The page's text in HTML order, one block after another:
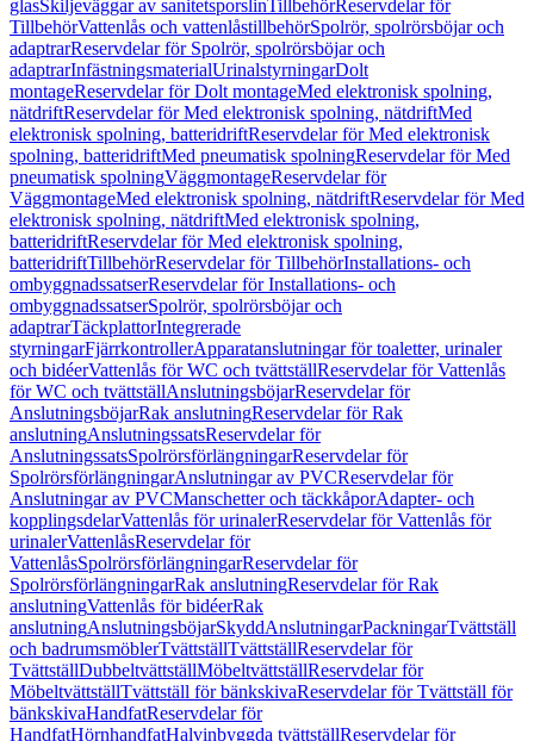
glasSkiljeväggar av sanitetsporslinTillbehörReservdelar för
TillbehörVattenlås och vattenlåstillbehörSpolrör, spolrörsböjar och
adaptrarReservdelar för Spolrör, spolrörsböjar och
adaptrarInfästningsmaterialUrinalstyrningarDolt
montageReservdelar för Dolt montageMed elektronisk spolning,
nätdriftReservdelar för Med elektronisk spolning, nätdriftMed
elektronisk spolning, batteridriftReservdelar för Med elektronisk
spolning, batteridriftMed pneumatisk spolningReservdelar för Med
pneumatisk spolningVäggmontageReservdelar för
VäggmontageMed elektronisk spolning, nätdriftReservdelar för Med
elektronisk spolning, nätdriftMed elektronisk spolning,
batteridriftReservdelar för Med elektronisk spolning,
batteridriftTillbehörReservdelar för TillbehörInstallations- och
ombyggnadssatserReservdelar för Installations- och
ombyggnadssatserSpolrör, spolrörsböjar och
adaptrarTäckplattorIntegrerade
styrningarFjärrkontrollerApparatanslutningar för toaletter, urinaler
och bidéerVattenlås för WC och tvättställReservdelar för Vattenlås
för WC och tvättställAnslutningsböjarReservdelar för
AnslutningsböjarRak anslutningReservdelar för Rak
anslutningAnslutningssatsReservdelar för
AnslutningssatsSpolrörsförlängningarReservdelar för
SpolrörsförlängningarAnslutningar av PVCReservdelar för
Anslutningar av PVCManschetter och täckkåporAdapter- och
kopplingsdelarVattenlås för urinalerReservdelar för Vattenlås för
urinalerVattenlåsReservdelar för
VattenlåsSpolrörsförlängningarReservdelar för
SpolrörsförlängningarRak anslutningReservdelar för Rak
anslutningVattenlås för bidéerRak
anslutningAnslutningsböjarSkyddAnslutningarPackningarTvättställ
och badrumsmöblerTvättställTvättställReservdelar för
TvättställDubbeltvättställMöbeltvättställReservdelar för
MöbeltvättställTvättställ för bänkskivaReservdelar för Tvättställ för
bänkskivaHandfatReservdelar för
HandfatHörnhandfatHalvinbyggda tvättställReservdelar för